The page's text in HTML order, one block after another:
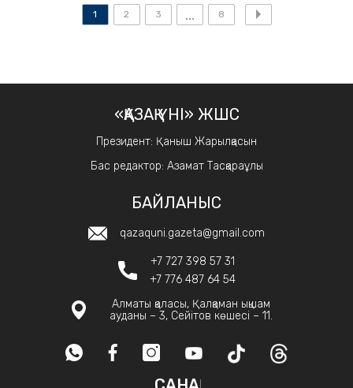
1 2 3 8
«ҚАЗАҚ ҮНІ» ЖШС
Президент: Қаныш Жарылқасын
Бас редактор: Азамат Тасқараұлы
БАЙЛАНЫС
qazaquni.gazeta@gmail.com
+7 727 398 57 31
+7 776 487 64 54
Алматы қаласы, Қалқаман ықшам
ауданы – 3, Сейітов көшесі – 11.